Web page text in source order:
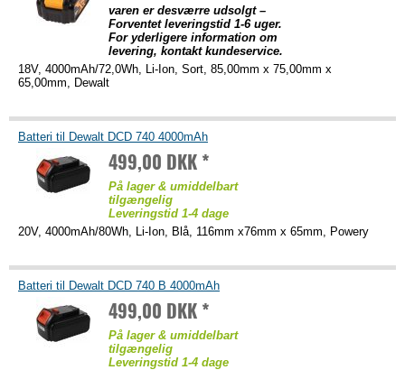
varen er desværre udsolgt –
Forventet leveringstid 1-6 uger.
For yderligere information om
levering, kontakt kundeservice.
18V, 4000mAh/72,0Wh, Li-Ion, Sort, 85,00mm x 75,00mm x
65,00mm, Dewalt
Batteri til Dewalt DCD 740 4000mAh
499,00 DKK *
På lager & umiddelbart
tilgængelig
Leveringstid 1-4 dage
20V, 4000mAh/80Wh, Li-Ion, Blå, 116mm x76mm x 65mm, Powery
Batteri til Dewalt DCD 740 B 4000mAh
499,00 DKK *
På lager & umiddelbart
tilgængelig
Leveringstid 1-4 dage